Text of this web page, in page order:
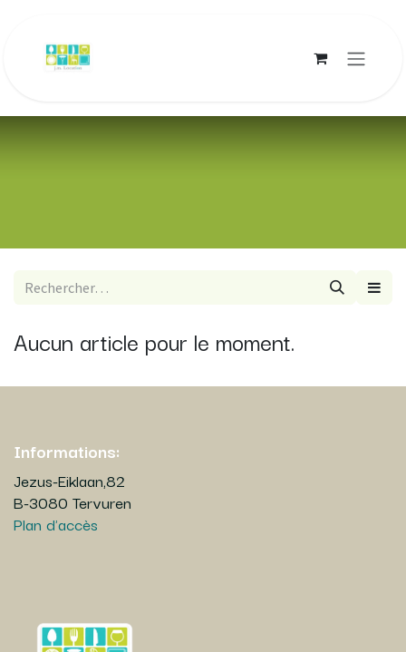
Aucun article pour le moment.
Informations:
Jezus-Eiklaan,82
B-3080 Tervuren
Plan d'accès